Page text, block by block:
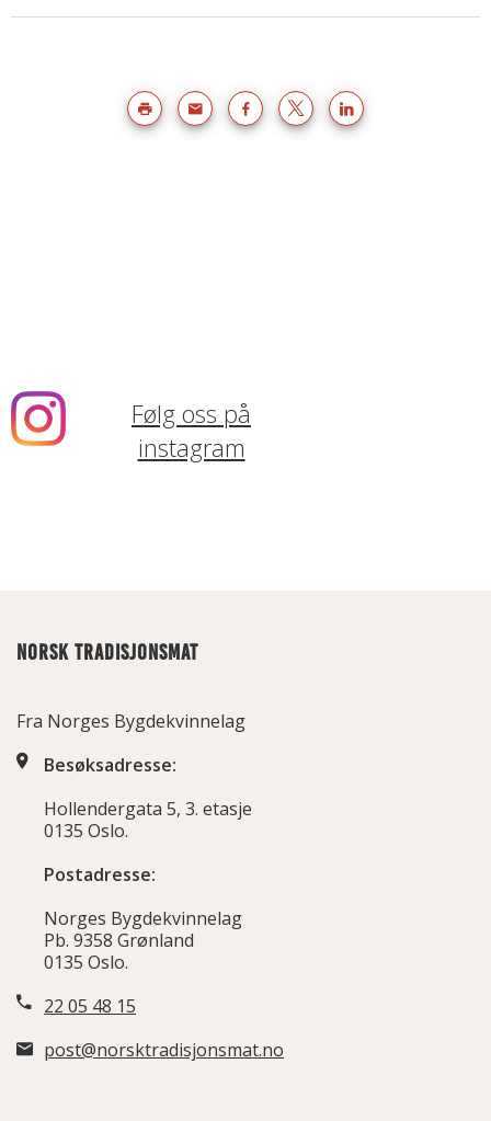
Følg oss på
instagram
NORSK TRADISJONSMAT
Fra Norges Bygdekvinnelag
Besøksadresse:
Hollendergata 5, 3. etasje
0135 Oslo.
Postadresse:
Norges Bygdekvinnelag
Pb. 9358 Grønland
0135 Oslo.
22 05 48 15
post@norsktradisjonsmat.no